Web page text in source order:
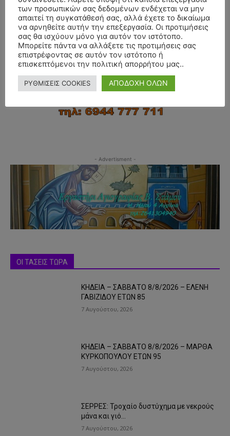
- Advertisment -
ΟΙ ΤΑΣΕΙΣ ΤΩΡΑ
ΚΗΔΕΙΑ – ΣΑΒΒΑΤΟ 8/8/2026 – ΕΛΕΝΗ
ΓΑΒΙΖΙΔΟΥ ΕΤΩΝ 85
7 Αυγούστου, 2026
ΚΗΔΕΙΑ – ΣΑΒΒΑΤΟ 8/8/2026 – ΜΑΡΘΑ
ΚΥΡΚΟΠΟΥΛΟΥ ΕΤΩΝ 95
7 Αυγούστου, 2026
ΣΕΡΡΕΣ: Τροχαίο δυστύχημα με νεκρούς
μάνα και γιό…
7 Αυγούστου, 2026
των προσωπικών σας δεδομένων ενδέχεται να μην
απαιτεί τη συγκατάθεσή σας, αλλά έχετε το δικαίωμα
να αρνηθείτε αυτήν την επεξεργασία. Οι προτιμήσεις
σας θα ισχύουν μόνο για αυτόν τον ιστότοπο.
Μπορείτε πάντα να αλλάξετε τις προτιμήσεις σας
επιστρέφοντας σε αυτόν τον ιστότοπο ή
επισκεπτόμενοι την πολιτική απορρήτου μας..
ΡΥΘΜΙΣΕΙΣ COOKIES ΑΠΟΔΟΧΗ ΟΛΩΝ